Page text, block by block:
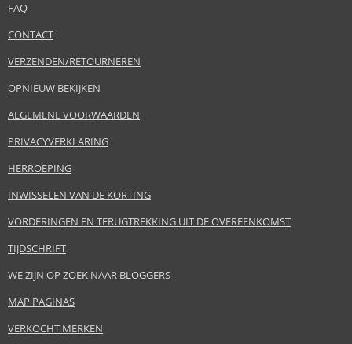
FAQ
CONTACT
VERZENDEN/RETOURNEREN
OPNIEUW BEKIJKEN
ALGEMENE VOORWAARDEN
PRIVACYVERKLARING
HERROEPING
INWISSELEN VAN DE KORTING
VORDERINGEN EN TERUGTREKKING UIT DE OVEREENKOMST
TIJDSCHRIFT
WE ZIJN OP ZOEK NAAR BLOGGERS
MAP PAGINAS
VERKOCHT MERKEN